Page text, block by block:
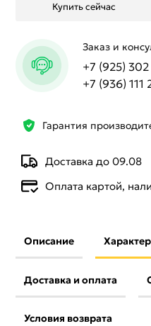
Гарантия
Доставка до 09.08
Оплата картой,
Купить сейчас
Заказ и
+7 (925)
+7 (936) 111
Описание
Доставка и оплата
Условия возврата